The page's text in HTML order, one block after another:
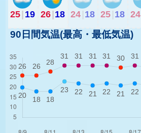
25| 19 26|18 24 18 25 18 24
90日間気温(最高・最低気温)